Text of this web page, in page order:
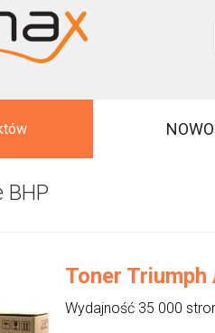
BHP
Toner
Wydajność 35 000